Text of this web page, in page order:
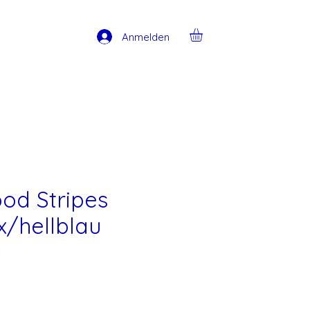
Anmelden
Stripes
hellblau